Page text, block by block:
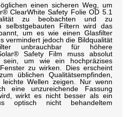
einen sicheren Weg, um
ClearWhite Safety Folie OD 5.1
zu beobachten und zu
selbstgebauten Filtern wird das
um es wie einen Glasfilter
vermindert jedoch die Bildqualität
unbrauchbar für höhere
Safety Film muss absolut
sein, um wie ein hochpräzises
zu wirken. Dies erscheint
üblichen Qualitätsempfinden,
Wellen zeigen. Nur wenn
eine unzureichende Fassung
wirkt es nicht besser als ein
optisch nicht behandeltem